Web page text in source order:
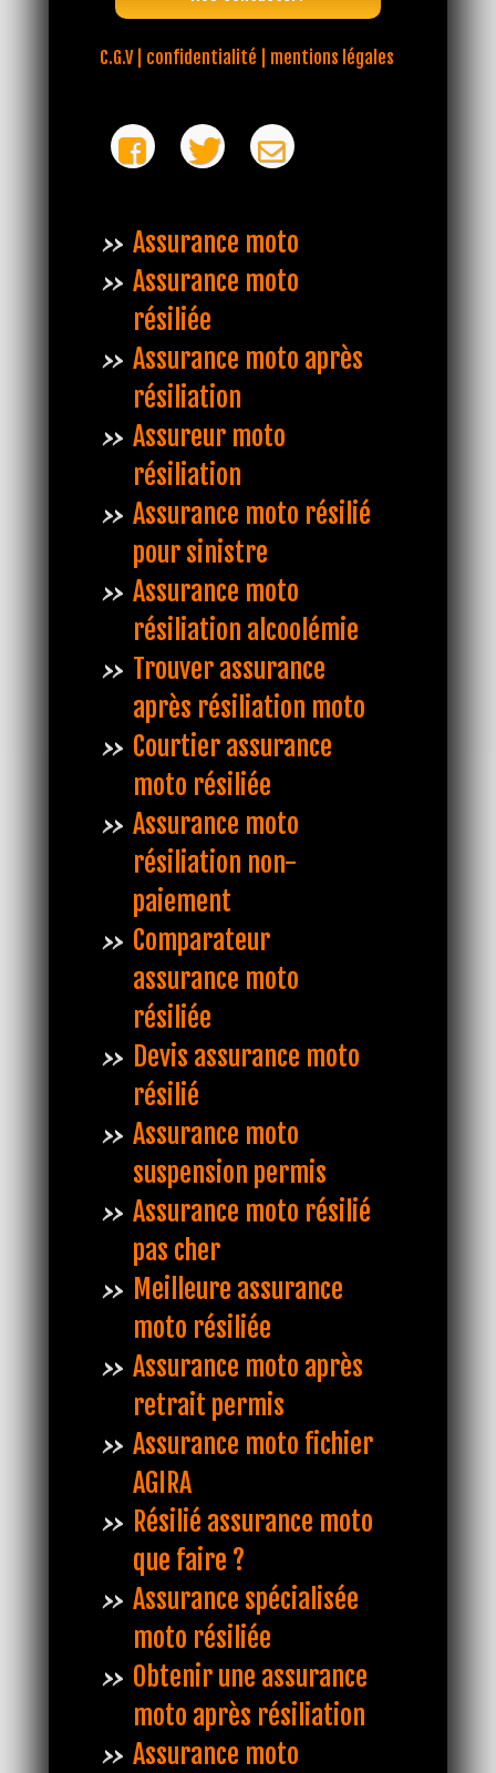
C.G.V | confidentialité | mentions légales
Assurance moto
Assurance moto
résiliée
Assurance moto après
résiliation
Assureur moto
résiliation
Assurance moto résilié
pour sinistre
Assurance moto
résiliation alcoolémie
Trouver assurance
après résiliation moto
Courtier assurance
moto résiliée
Assurance moto
résiliation non-
paiement
Comparateur
assurance moto
résiliée
Devis assurance moto
résilié
Assurance moto
suspension permis
Assurance moto résilié
pas cher
Meilleure assurance
moto résiliée
Assurance moto après
retrait permis
Assurance moto fichier
AGIRA
Résilié assurance moto
que faire ?
Assurance spécialisée
moto résiliée
Obtenir une assurance
moto après résiliation
Assurance moto